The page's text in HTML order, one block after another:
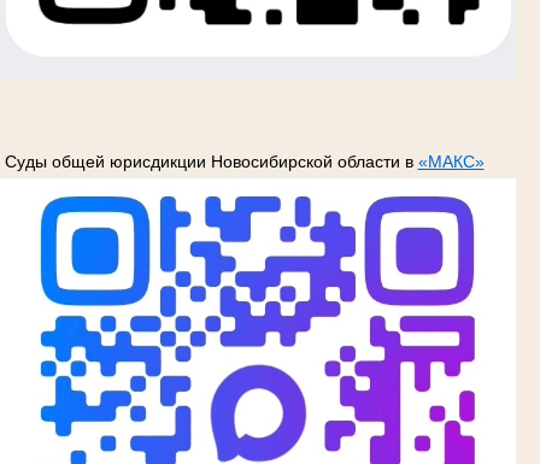
Суды общей юрисдикции Новосибирской области в «МАКС»